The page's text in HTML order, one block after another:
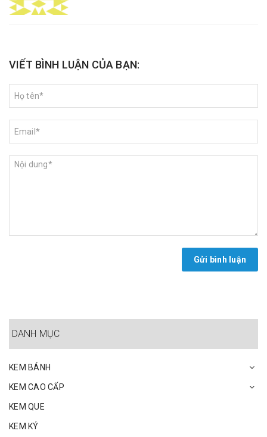
VIẾT BÌNH LUẬN CỦA BẠN:
Gửi bình luận
DANH MỤC
KEM BÁNH
KEM CAO CẤP
KEM QUE
KEM KÝ